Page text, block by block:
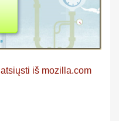
atsiųsti iš mozilla.com